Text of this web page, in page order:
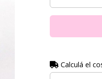
Calculá el